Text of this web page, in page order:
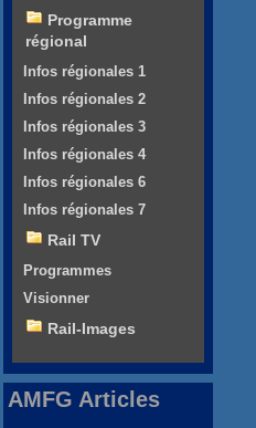
Programme
régional
Infos régionales 1
Infos régionales 2
Infos régionales 3
Infos régionales 4
Infos régionales 6
Infos régionales 7
Rail TV
Programmes
Visionner
Rail-Images
AMFG Articles